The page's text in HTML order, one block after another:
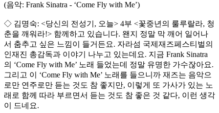
(음악: Frank Sinatra - ‘Come Fly with Me’)
◇ 김명숙: <당신의 전성기, 오늘> 4부 <꽃중년의 룰루랄라, 청
춘을 깨워라!> 함께하고 있습니다. 왠지 정말 막 깨어 일어나
서 춤추고 싶은 느낌이 들거든요. 자라섬 국제재즈페스티벌의
인재진 총감독과 이야기 나누고 있는데요. 지금 Frank Sinatra
의 ‘Come Fly with Me’ 노래 들었는데 정말 유명한 가수잖아요.
그리고 이 ‘Come Fly with Me’ 노래를 들으니까 재즈는 음악으
로만 연주로만 듣는 것도 참 좋지만, 이렇게 또 가사가 있는 노
래로 함께 따라 부르면서 듣는 것도 참 좋은 것 같다, 이런 생각
이 드네요.